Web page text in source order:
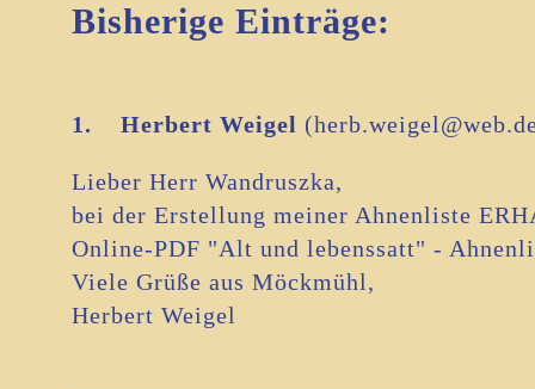
Bisherige Einträge:
1. Herbert Weigel
Lieber Herr Wandruszka,
bei der Erstellung meiner Ahnenliste
Online-PDF "Alt und lebenssatt" -
Viele Grüße aus Möckmühl,
Herbert Weigel